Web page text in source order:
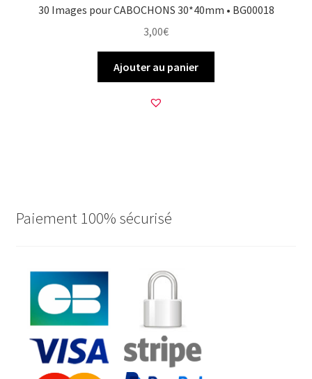
30 Images pour CABOCHONS 30*40mm • BG00018
3,00€
Ajouter au panier
Paiement 100% sécurisé